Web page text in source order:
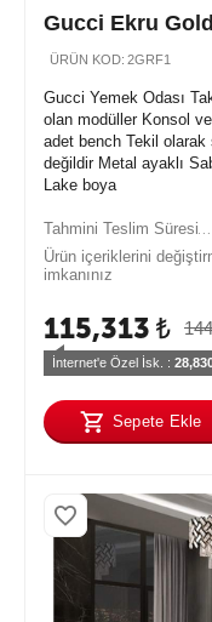
Gucci Ekru
ÜRÜN KOD: 2GRF1
Gucci Yemek Odası
olan modüller Konsol
adet bench Tekil olarak
değildir Metal ayaklı
Lake boya
Tahmini Teslim Süresi
Ürün içeriklerini
imkanınız
115,313 ₺
İnternet'e Özel İsk. :
Sepete Ekle